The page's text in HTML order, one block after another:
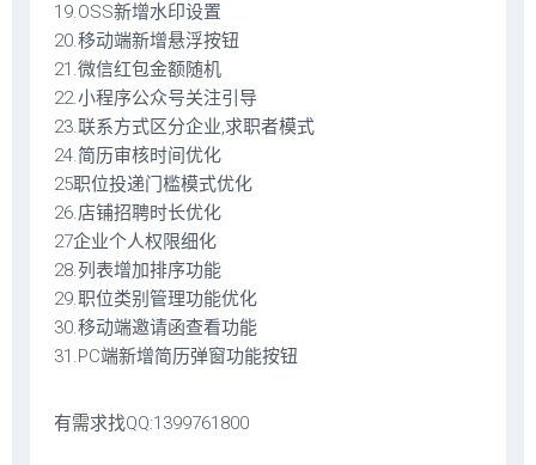
19.OSS新增水印设置
20.移动端新增悬浮按钮
21.微信红包金额随机
22.小程序公众号关注引导
23.联系方式区分企业,求职者模式
24.简历审核时间优化
25职位投递门槛模式优化
26.店铺招聘时长优化
27企业个人权限细化
28.列表增加排序功能
29.职位类别管理功能优化
30.移动端邀请函查看功能
31.PC端新增简历弹窗功能按钮
有需求找QQ:1399761800